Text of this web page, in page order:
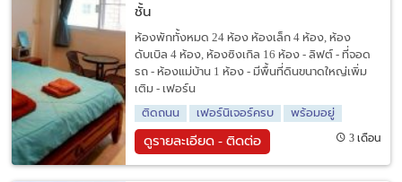
ชั้น
ห้องพักทั้งหมด 24 ห้อง ห้องเล็ก 4 ห้อง, ห้อง
ดับเบิล 4 ห้อง, ห้องซิงเกิล 16 ห้อง - ลิฟต์ - ที่จอด
รถ - ห้องแม่บ้าน 1 ห้อง - มีพื้นที่ดินขนาดใหญ่เพิ่ม
เติม - เฟอร์น
ติดถนน
เฟอร์นิเจอร์ครบ พร้อมอยู่
ดูรายละเอียด - ติดต่อ 3 เดือน